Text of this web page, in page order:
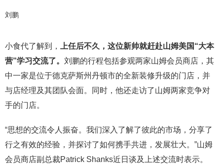
刘鹏
小食代了解到， 上任后不久，这位新帅就赶赴山姆美国“大本
营”学习交流了。 刘鹏的行程包括参观两家山姆会员商店，其
中一家是位于德克萨斯州丹顿市的全新装修升级的门店，并
与店经理及其团队会面。同时，他还走访了山姆两家竞争对
手的门店。
“思想的交流令人振奋。我们深入了解了彼此的市场，分享了
行之有效的经验，并探讨了如何携手共进，发展壮大。”山姆
会员商店副总裁Patrick Shanks近日谈及上述交流时表示。